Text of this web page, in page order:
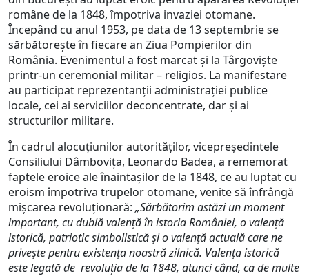
române de la 1848, împotriva invaziei otomane.
Începând cu anul 1953, pe data de 13 septembrie se
sărbătoreşte în fiecare an Ziua Pompierilor din
România. Evenimentul a fost marcat şi la Târgovişte
printr-un ceremonial militar – religios. La manifestare
au participat reprezentanţii administraţiei publice
locale, cei ai serviciilor deconcentrate, dar şi ai
structurilor militare.
În cadrul alocuţiunilor autorităţilor, vicepreşedintele
Consiliului Dâmboviţa, Leonardo Badea, a rememorat
faptele eroice ale înaintaşilor de la 1848, ce au luptat cu
eroism împotriva trupelor otomane, venite să înfrângă
mişcarea revoluţionară: „Sărbătorim astăzi un moment
important, cu dublă valenţă în istoria României, o valenţă
istorică, patriotic simbolistică şi o valenţă actuală care ne
priveşte pentru existenţa noastră zilnică. Valenţa istorică
este legată de revoluţia de la 1848, atunci când, ca de multe